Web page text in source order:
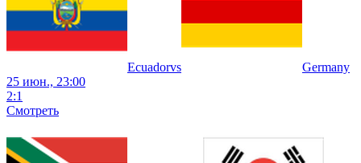
Ecuadorvs
Germany
25 июн., 23:00
2:1
Смотреть